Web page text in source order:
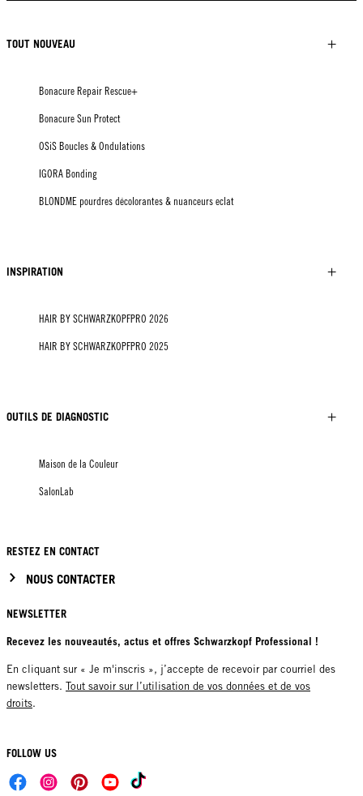
TOUT NOUVEAU
Bonacure Repair Rescue+
Bonacure Sun Protect
OSiS Boucles & Ondulations
IGORA Bonding
BLONDME pourdres décolorantes & nuanceurs eclat
INSPIRATION
HAIR BY SCHWARZKOPFPRO 2026
HAIR BY SCHWARZKOPFPRO 2025
OUTILS DE DIAGNOSTIC
Maison de la Couleur
SalonLab
RESTEZ EN CONTACT
NOUS CONTACTER
NEWSLETTER
Recevez les nouveautés, actus et offres Schwarzkopf Professional !
En cliquant sur « Je m'inscris », j’accepte de recevoir par courriel des
newsletters. Tout savoir sur l’utilisation de vos données et de vos
droits.
FOLLOW US